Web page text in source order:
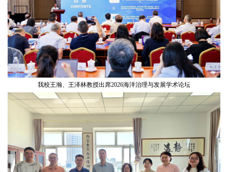
我校王瀚、王泽林教授出席2026海洋治理与发展学术论坛